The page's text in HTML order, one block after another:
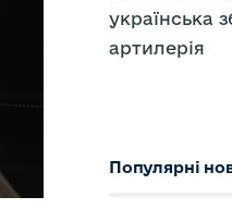
українська
артилерія
Популярні